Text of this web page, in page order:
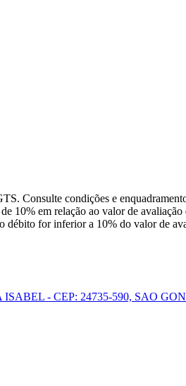
Consulte condições e
10% em relação ao valor de
débito for inferior a 10% do valor de
- CEP: 24735-590, SAO